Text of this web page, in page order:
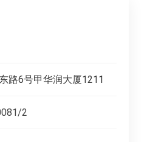
路6号甲华润大厦1211
2